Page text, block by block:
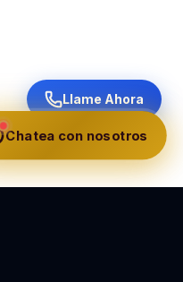
Llame Ahora
Chatea con nosotros